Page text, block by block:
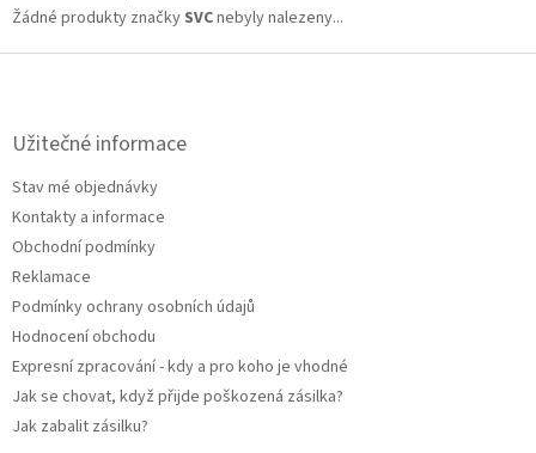
Žádné produkty značky SVCnebyly nalezeny...
Z
Užitečné informace
Stav mé objednávky
Kontakty a informace
Obchodní podmínky
Reklamace
Podmínky ochrany osobních údajů
Hodnocení obchodu
Expresní zpracování - kdy a pro koho je vhodné
Jak se chovat, když přijde poškozená zásilka?
Jak zabalit zásilku?